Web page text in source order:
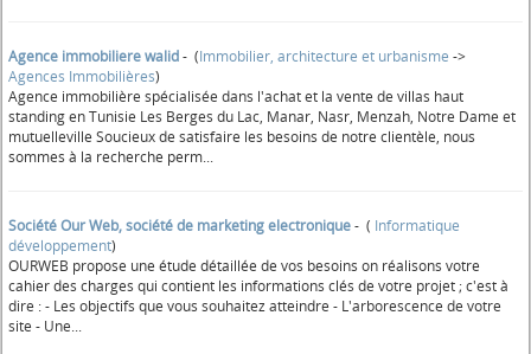
Agence immobiliere walid- (Immobilier, architecture et urbanisme ->
Agences Immobilières)
Agence immobilière spécialisée dans l'achat et la vente de villas haut
standing en Tunisie Les Berges du Lac, Manar, Nasr, Menzah, Notre Dame et
mutuelleville Soucieux de satisfaire les besoins de notre clientèle, nous
sommes à la recherche perm...
Société Our Web, société de marketing electronique- ( Informatique
développement)
OURWEB propose une étude détaillée de vos besoins on réalisons votre
cahier des charges qui contient les informations clés de votre projet ; c'est à
dire : - Les objectifs que vous souhaitez atteindre - L'arborescence de votre
site - Une...